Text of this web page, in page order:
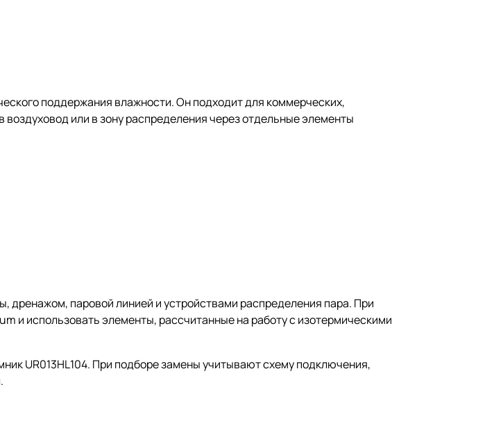
поддержания влажности. Он подходит для коммерческих,
или в зону распределения через отдельные элементы
дренажом, паровой линией и устройствами распределения пара. При
и использовать элементы, рассчитанные на работу с изотермическими
UR013HL104. При подборе замены учитывают схему подключения,